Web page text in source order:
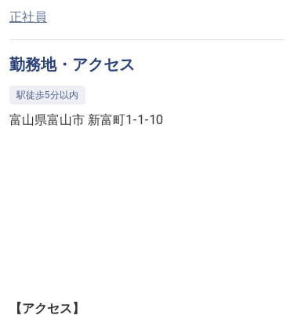
正社員
勤務地・アクセス
駅徒歩5分以内
富山県富山市 新富町1-1-10
【アクセス】